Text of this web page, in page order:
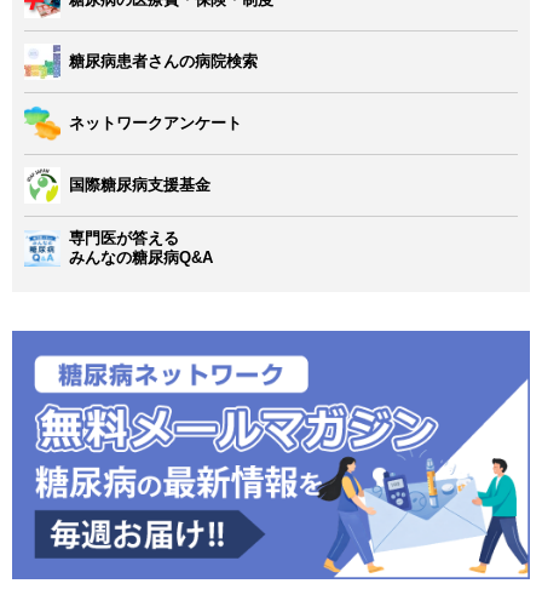
糖尿病患者さんの病院検索
ネットワークアンケート
国際糖尿病支援基金
専門医が答える
みんなの糖尿病Q&A